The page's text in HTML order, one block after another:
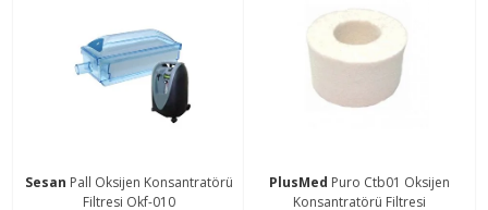
Sesan Pall Oksijen Konsantratörü
Filtresi Okf-010
PlusMed Puro Ctb01 Oksijen
Konsantratörü Filtresi